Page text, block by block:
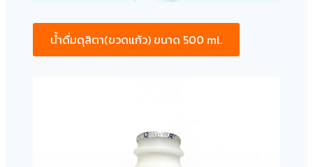
น้ำดื่มดุสิตา(ขวดแก้ว) ขนาด 500 ml.